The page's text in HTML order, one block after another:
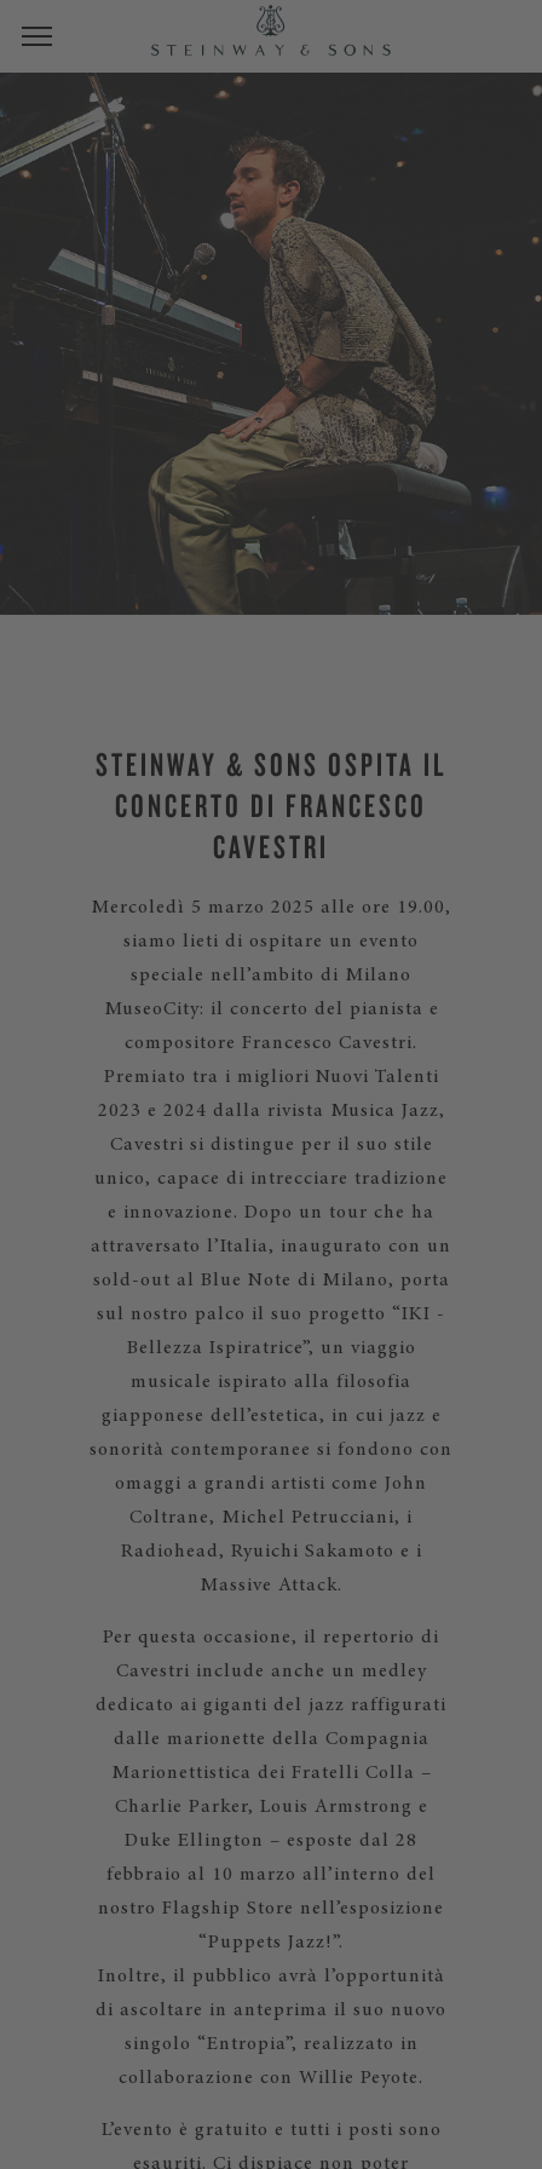
STEINWAY & SONS OSPITA IL
CONCERTO DI FRANCESCO
CAVESTRI
Mercoledì 5 marzo 2025 alle ore 19.00,
siamo lieti di ospitare un evento
speciale nell’ambito di Milano
MuseoCity: il concerto del pianista e
compositore Francesco Cavestri.
Premiato tra i migliori Nuovi Talenti
2023 e 2024 dalla rivista Musica Jazz,
Cavestri si distingue per il suo stile
unico, capace di intrecciare tradizione
e innovazione. Dopo un tour che ha
attraversato l’Italia, inaugurato con un
sold-out al Blue Note di Milano, porta
sul nostro palco il suo progetto “IKI -
Bellezza Ispiratrice”, un viaggio
musicale ispirato alla filosofia
giapponese dell’estetica, in cui jazz e
sonorità contemporanee si fondono con
omaggi a grandi artisti come John
Coltrane, Michel Petrucciani, i
Radiohead, Ryuichi Sakamoto e i
Massive Attack.
Per questa occasione, il repertorio di
Cavestri include anche un medley
dedicato ai giganti del jazz raffigurati
dalle marionette della Compagnia
Marionettistica dei Fratelli Colla –
Charlie Parker, Louis Armstrong e
Duke Ellington – esposte dal 28
febbraio al 10 marzo all’interno del
nostro Flagship Store nell’esposizione
“Puppets Jazz!”.
Inoltre, il pubblico avrà l’opportunità
di ascoltare in anteprima il suo nuovo
singolo “Entropia”, realizzato in
collaborazione con Willie Peyote.
L’evento è gratuito e tutti i posti sono
esauriti. Ci dispiace non poter